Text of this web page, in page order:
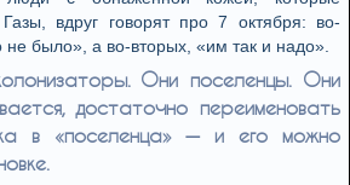
вдруг говорят про 7 октября: во-
не было», а во-вторых, «им так и надо».
Они поселенцы. Они
достаточно переименовать
в «поселенца» — и его можно